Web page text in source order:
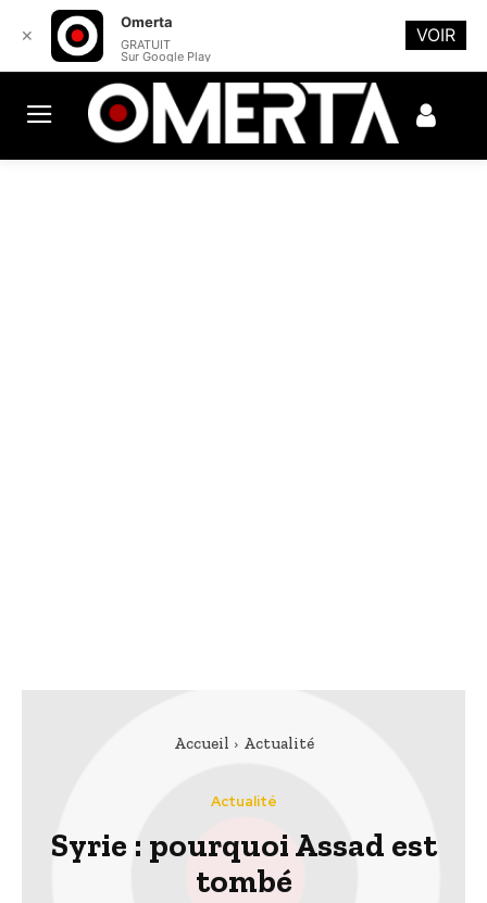
Accueil Actualité
Actualité
Syrie : pourquoi Assad est
tombé
✕
Omerta
GRATUIT
Sur Google Play
VOIR